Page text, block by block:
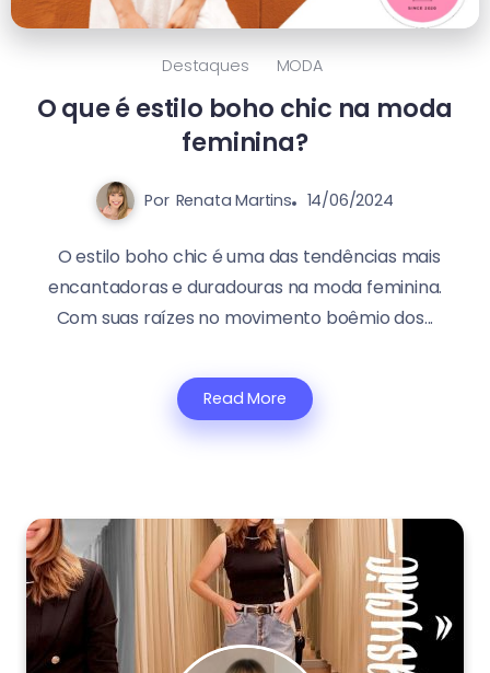
Destaques MODA
O que é estilo boho chic na moda
feminina?
Por Renata Martins 14/06/2024
O estilo boho chic é uma das tendências mais
encantadoras e duradouras na moda feminina.
Com suas raízes no movimento boêmio dos...
Read More